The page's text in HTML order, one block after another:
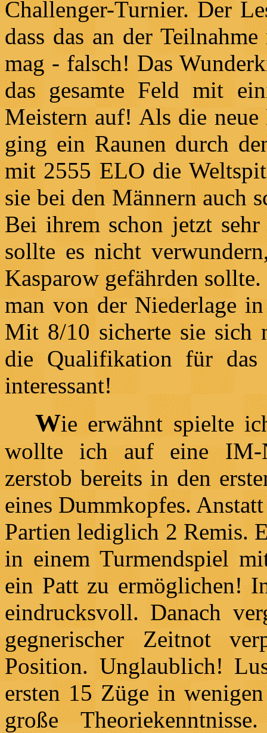
Challenger-Turnier. Der
dass das an der
mag - falsch! Das
das gesamte Feld mit
Meistern auf! Als die neue
ging ein Raunen durch
mit 2555 ELO die
sie bei den Männern auch
Bei ihrem schon jetzt
sollte es nicht
Kasparow gefährden
man von der Niederlage
Mit 8/10 sicherte sie sich
die Qualifikation für das
interessant!
Wie erwähnt spielte
wollte ich auf eine IM-
zerstob bereits in den
eines Dummkopfes.
Partien lediglich 2 Remis.
in einem Turmendspiel
ein Patt zu ermöglichen!
eindrucksvoll. Danach
gegnerischer Zeitnot
Position. Unglaublich!
ersten 15 Züge in
große